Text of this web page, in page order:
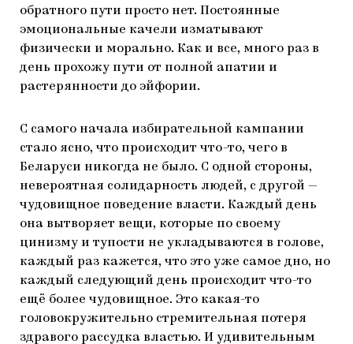
обратного пути просто нет. Постоянные
эмоциональные качели изматывают
физически и морально. Как и все, много раз в
день прохожу пути от полной апатии и
растерянности до эйфории.
С самого начала избирательной кампании
стало ясно, что происходит что-то, чего в
Беларуси никогда не было. С одной стороны,
невероятная солидарность людей, с другой —
чудовищное поведение власти. Каждый день
она вытворяет вещи, которые по своему
цинизму и тупости не укладываются в голове,
каждый раз кажется, что это уже самое дно, но
каждый следующий день происходит что-то
ещё более чудовищное. Это какая-то
головокружительно стремительная потеря
здравого рассудка властью. И удивительным